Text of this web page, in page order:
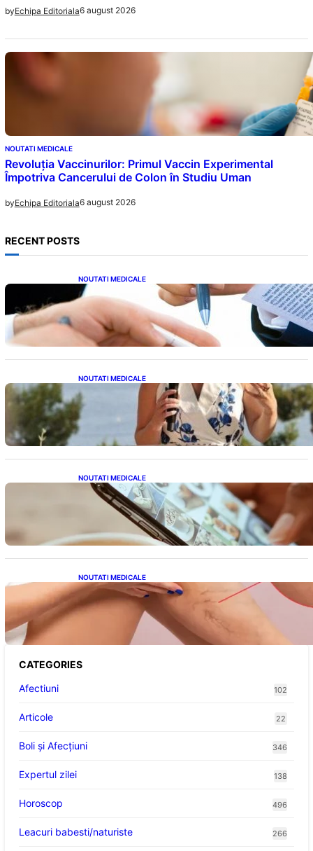
byEchipa Editoriala6 august 2026
NOUTATI MEDICALE
Revoluția Vaccinurilor: Primul Vaccin Experimental
Împotriva Cancerului de Colon în Studiu Uman
byEchipa Editoriala6 august 2026
RECENT POSTS
NOUTATI MEDICALE
Acordul României cu Banca Mondială: O
Analiză Detaliată a Împrumutului și
Condițiilor Impuse
NOUTATI MEDICALE
Nașterea prințesei Eugenie la Lisabona: O
alegere plină de semnificație pentru familia
regală britanică
NOUTATI MEDICALE
Revoluția Bateriilor pentru Telefoane:
Avantaje, Provocări și Viitorul Tehnologiei
Energetice
NOUTATI MEDICALE
Varicele și Umflarea Picioarelor pe Caniculă:
Înțelegerea Simptomelor și Măsurilor de
Prevenție
CATEGORIES
Afectiuni
102
Articole 22
Boli și Afecțiuni 346
Expertul zilei 138
Horoscop 496
Leacuri babesti/naturiste 266